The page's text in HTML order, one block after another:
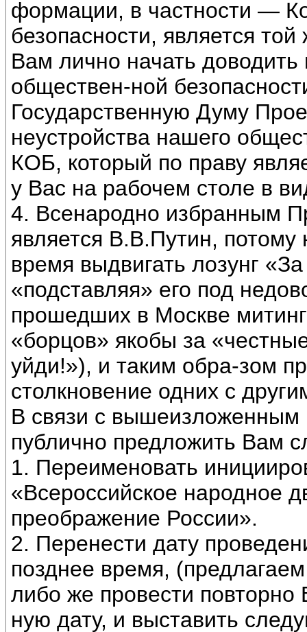
формации, в частности —
безопасности, является
Вам лично начать
обществен-ной
Государственную Думу
неустройства нашего
КОБ, который по праву
у Вас на рабочем столе в
4. Всенародно избранным
является В.В.Путин,
время выдвигать лозунг
«подставляя» его под
прошедших в Москве
«борцов» якобы за
уйди!»), и таким обра-зом
столкновение одних с
В связи с
публично предложить Вам
1. Переименовать
«Всероссийское народное
преображение России».
2. Перенести дату
позднее время,
либо же провести повторно
ную дату, и выставить